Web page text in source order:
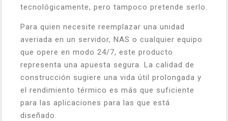
tecnológicamente, pero tampoco pretende serlo.
Para quien necesite reemplazar una unidad
averiada en un servidor, NAS o cualquier equipo
que opere en modo 24/7, este producto
representa una apuesta segura. La calidad de
construcción sugiere una vida útil prolongada y
el rendimiento térmico es más que suficiente
para las aplicaciones para las que está
diseñado.